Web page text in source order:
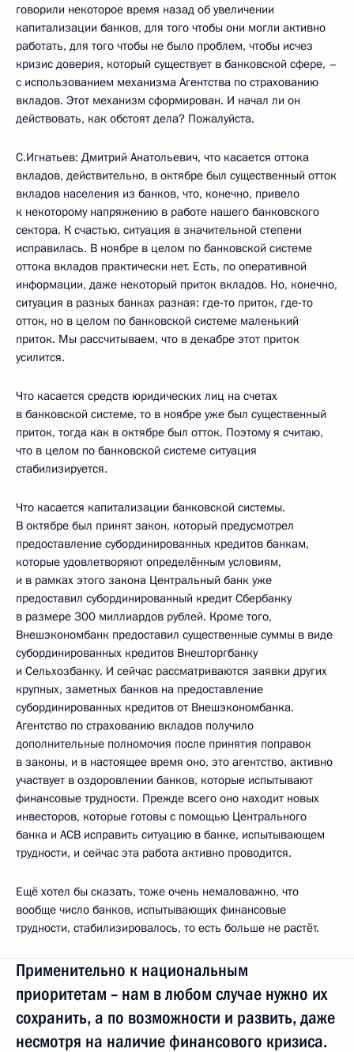
говорили некоторое время назад об увеличении
капитализации банков, для того чтобы они могли активно
работать, для того чтобы не было проблем, чтобы исчез
кризис доверия, который существует в банковской сфере, –
с использованием механизма Агентства по страхованию
вкладов. Этот механизм сформирован. И начал ли он
действовать, как обстоят дела? Пожалуйста.
С.Игнатьев: Дмитрий Анатольевич, что касается оттока
вкладов, действительно, в октябре был существенный отток
вкладов населения из банков, что, конечно, привело
к некоторому напряжению в работе нашего банковского
сектора. К счастью, ситуация в значительной степени
исправилась. В ноябре в целом по банковской системе
оттока вкладов практически нет. Есть, по оперативной
информации, даже некоторый приток вкладов. Но, конечно,
ситуация в разных банках разная: где‑то приток, где‑то
отток, но в целом по банковской системе маленький
приток. Мы рассчитываем, что в декабре этот приток
усилится.
Что касается средств юридических лиц на счетах
в банковской системе, то в ноябре уже был существенный
приток, тогда как в октябре был отток. Поэтому я считаю,
что в целом по банковской системе ситуация
стабилизируется.
Что касается капитализации банковской системы.
В октябре был принят закон, который предусмотрел
предоставление субординированных кредитов банкам,
которые удовлетворяют определённым условиям,
и в рамках этого закона Центральный банк уже
предоставил субординированный кредит Сбербанку
в размере 300 миллиардов рублей. Кроме того,
Внешэкономбанк предоставил существенные суммы в виде
субординированных кредитов Внешторгбанку
и Сельхозбанку. И сейчас рассматриваются заявки других
крупных, заметных банков на предоставление
субординированных кредитов от Внешэкономбанка.
Агентство по страхованию вкладов получило
дополнительные полномочия после принятия поправок
в законы, и в настоящее время оно, это агентство, активно
участвует в оздоровлении банков, которые испытывают
финансовые трудности. Прежде всего оно находит новых
инвесторов, которые готовы с помощью Центрального
банка и АСВ исправить ситуацию в банке, испытывающем
трудности, и сейчас эта работа активно проводится.
Ещё хотел бы сказать, тоже очень немаловажно, что
вообще число банков, испытывающих финансовые
трудности, стабилизировалось, то есть больше не растёт.
Применительно к национальным
приоритетам – нам в любом случае нужно их
сохранить, а по возможности и развить, даже
несмотря на наличие финансового кризиса.